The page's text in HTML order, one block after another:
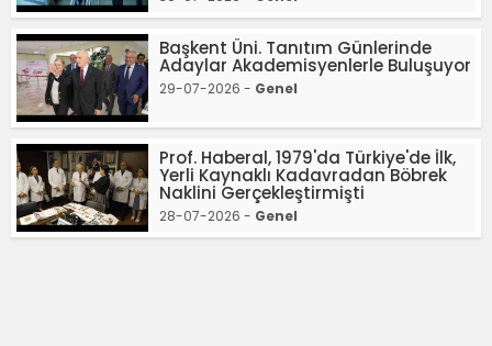
Başkent Üni. Tanıtım Günlerinde
Adaylar Akademisyenlerle Buluşuyor
29-07-2026 - Genel
Prof. Haberal, 1979'da Türkiye'de İlk,
Yerli Kaynaklı Kadavradan Böbrek
Naklini Gerçekleştirmişti
28-07-2026 - Genel